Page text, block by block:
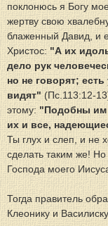
поклонюсь я Богу
жертву свою
блаженный Давид, и
Христос: "А их
дело рук
но не говорят; есть
видят" (Пс.113:12-
этому: "Подобны им
их и все,
Ты глух и слеп, и не
сделать таким же!
Господа моего
Тогда правитель
Клеонику и